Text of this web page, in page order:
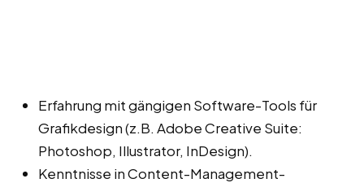
Erfahrung mit gängigen Software-Tools für
Grafikdesign (z.B. Adobe Creative Suite:
Photoshop, Illustrator, InDesign).
Kenntnisse in Content-Management-